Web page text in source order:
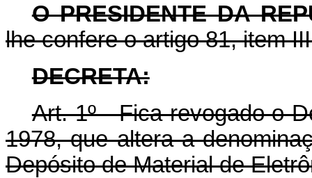
O PRESIDENTE DA
lhe confere o artigo 81, item
DECRETA:
Art. 1º - Fica revogado o
1978, que altera a
Depósito de Material de